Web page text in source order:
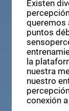
Existen
queremos
puntos
la
nuestra
nuestro